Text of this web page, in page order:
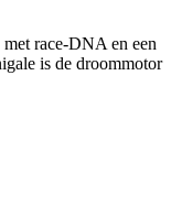
race-DNA en een
is de droommotor